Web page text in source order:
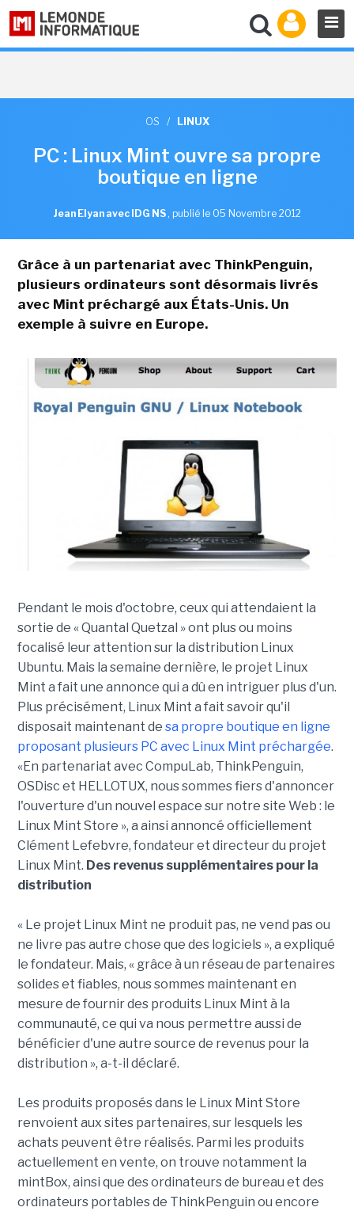
OS / LINUX
PC : Linux Mint ouvre sa propre
boutique en ligne
Jean Elyan avec IDG NS , publié le 05 Novembre 2012
Grâce à un partenariat avec ThinkPenguin,
plusieurs ordinateurs sont désormais livrés
avec Mint préchargé aux États-Unis. Un
exemple à suivre en Europe.
Pendant le mois d'octobre, ceux qui attendaient la
sortie de « Quantal Quetzal » ont plus ou moins
focalisé leur attention sur la distribution Linux
Ubuntu. Mais la semaine dernière, le projet Linux
Mint a fait une annonce qui a dû en intriguer plus d'un.
Plus précisément, Linux Mint a fait savoir qu'il
disposait maintenant de sa propre boutique en ligne
proposant plusieurs PC avec Linux Mint préchargée.
«En partenariat avec CompuLab, ThinkPenguin,
OSDisc et HELLOTUX, nous sommes fiers d'annoncer
l'ouverture d'un nouvel espace sur notre site Web : le
Linux Mint Store », a ainsi annoncé officiellement
Clément Lefebvre, fondateur et directeur du projet
Linux Mint. Des revenus supplémentaires pour la
distribution
« Le projet Linux Mint ne produit pas, ne vend pas ou
ne livre pas autre chose que des logiciels », a expliqué
le fondateur. Mais, « grâce à un réseau de partenaires
solides et fiables, nous sommes maintenant en
mesure de fournir des produits Linux Mint à la
communauté, ce qui va nous permettre aussi de
bénéficier d'une autre source de revenus pour la
distribution », a-t-il déclaré.
Les produits proposés dans le Linux Mint Store
renvoient aux sites partenaires, sur lesquels les
achats peuvent être réalisés. Parmi les produits
actuellement en vente, on trouve notamment la
mintBox, ainsi que des ordinateurs de bureau et des
ordinateurs portables de ThinkPenguin ou encore